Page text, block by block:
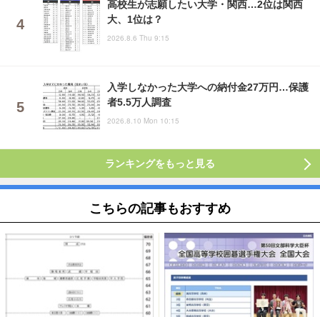
高校生が志願したい大学・関西…2位は関西
大、1位は？
2026.8.6 Thu 9:15
入学しなかった大学への納付金27万円…保護
者5.5万人調査
2026.8.10 Mon 10:15
ランキングをもっと見る
こちらの記事もおすすめ